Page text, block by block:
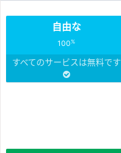
自由な
100%
すべてのサービスは無料です